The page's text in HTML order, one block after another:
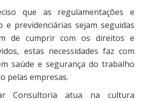
que as regulamentações e
previdenciárias sejam seguidas
de cumprir com os direitos e
estas necessidades faz com
saúde e segurança do trabalho
pelas empresas.
Consultoria atua na cultura